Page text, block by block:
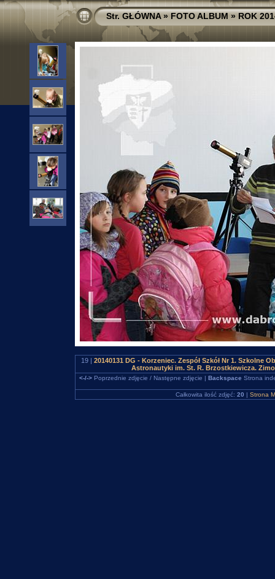
Str. GŁÓWNA»FOTO ALBUM»ROK
19 | 20140131 DG - Korzeniec. Zespół Szkół Nr 1.
Astronautyki im. St. R. Brzostkiewicza.
<-/->Poprzednie zdjęcie / Następne zdjęcie | Backspace Strona
Całkowita ilość zdjęć: 20 | Strona